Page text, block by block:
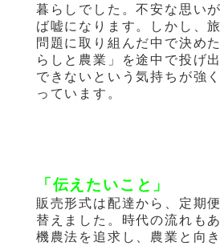
暮らしでした。不安な思い
ば嘘になります。しかし、
問題に取り組んだ中で決め
らしと農業」を途中で投げ
できないという気持ちが強
っています。
「伝えたいこと」
販売形式は配達から、定期
替えました。時代の流れも
機農法を追求し、農業と向